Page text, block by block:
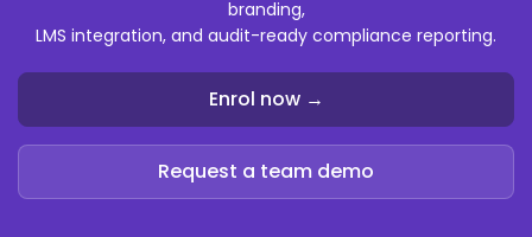
branding,
LMS integration, and audit-ready compliance reporting.
Enrol now →
Request a team demo